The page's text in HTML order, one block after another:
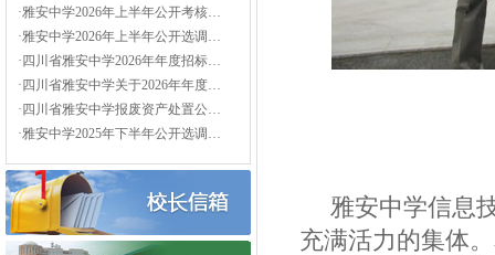
·雅安中学2026年上半年公开考核…
·雅安中学2026年上半年公开选调…
·四川省雅安中学2026年年度招标…
·四川省雅安中学关于2026年年度…
·四川省雅安中学报废资产处置公…
·雅安中学2025年下半年公开选调…
雅安中学信息
充满活力的集体